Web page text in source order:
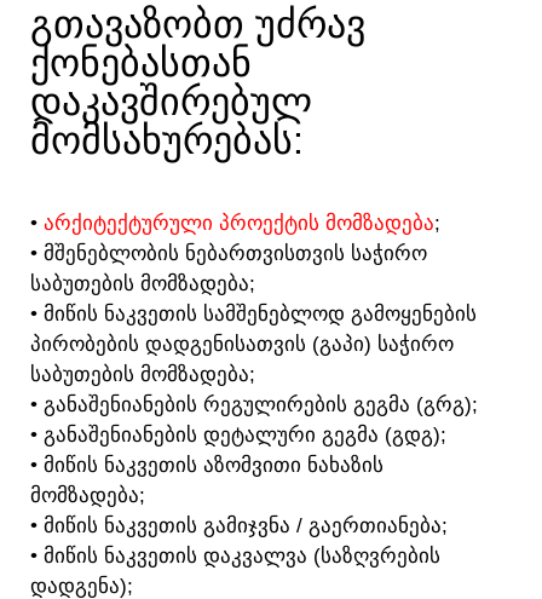
ᲒᲗᲐᲕᲐᲖᲝᲑᲗ ᲣᲫᲠᲐᲕ
ᲥᲝᲜᲔᲑᲐᲡᲗᲐᲜ
ᲓᲐᲙᲐᲕᲨᲘᲠᲔᲑᲣᲚ
ᲛᲝᲛᲡᲐᲮᲣᲠᲔᲑᲐᲡ:​
• ᲐᲠᲥᲘᲢᲔᲥᲢᲣᲠᲣᲚᲘ ᲞᲠᲝᲔᲥᲢᲘᲡ ᲛᲝᲛᲖᲐᲓᲔᲑᲐ;
• ᲛᲨᲔᲜᲔᲑᲚᲝᲑᲘᲡ ᲜᲔᲑᲐᲠᲗᲕᲘᲡᲗᲕᲘᲡ ᲡᲐᲭᲘᲠᲝ
ᲡᲐᲑᲣᲗᲔᲑᲘᲡ ᲛᲝᲛᲖᲐᲓᲔᲑᲐ;
• ᲛᲘᲬᲘᲡ ᲜᲐᲙᲕᲔᲗᲘᲡ ᲡᲐᲛᲨᲔᲜᲔᲑᲚᲝᲓ ᲒᲐᲛᲝᲧᲔᲜᲔᲑᲘᲡ
ᲞᲘᲠᲝᲑᲔᲑᲘᲡ ᲓᲐᲓᲒᲔᲜᲘᲡᲐᲗᲕᲘᲡ (ᲒᲐᲞᲘ) ᲡᲐᲭᲘᲠᲝ
ᲡᲐᲑᲣᲗᲔᲑᲘᲡ ᲛᲝᲛᲖᲐᲓᲔᲑᲐ;
• ᲒᲐᲜᲐᲨᲔᲜᲘᲐᲜᲔᲑᲘᲡ ᲠᲔᲒᲣᲚᲘᲠᲔᲑᲘᲡ ᲒᲔᲒᲛᲐ (ᲒᲠᲒ);
• ᲒᲐᲜᲐᲨᲔᲜᲘᲐᲜᲔᲑᲘᲡ ᲓᲔᲢᲐᲚᲣᲠᲘ ᲒᲔᲒᲛᲐ (ᲒᲓᲒ);
• ᲛᲘᲬᲘᲡ ᲜᲐᲙᲕᲔᲗᲘᲡ ᲐᲖᲝᲛᲕᲘᲗᲘ ᲜᲐᲮᲐᲖᲘᲡ
ᲛᲝᲛᲖᲐᲓᲔᲑᲐ;
• ᲛᲘᲬᲘᲡ ᲜᲐᲙᲕᲔᲗᲘᲡ ᲒᲐᲛᲘᲯᲕᲜᲐ / ᲒᲐᲔᲠᲗᲘᲐᲜᲔᲑᲐ;
• ᲛᲘᲬᲘᲡ ᲜᲐᲙᲕᲔᲗᲘᲡ ᲓᲐᲙᲕᲐᲚᲕᲐ (ᲡᲐᲖᲦᲕᲠᲔᲑᲘᲡ
ᲓᲐᲓᲒᲔᲜᲐ);